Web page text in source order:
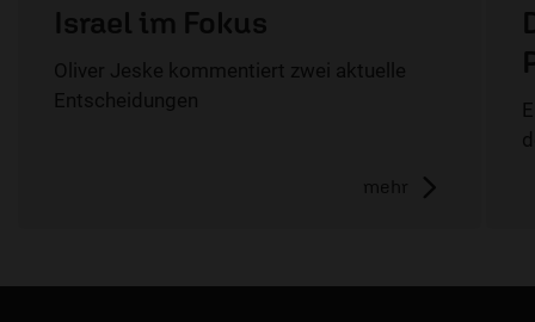
Israel im Fokus
Oliver Jeske kommentiert zwei aktuelle
Entscheidungen
mehr